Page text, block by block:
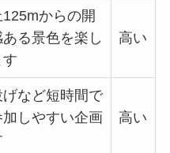
からの開
ある景色を楽し
高い
げなど短時間で
加しやすい企画
高い